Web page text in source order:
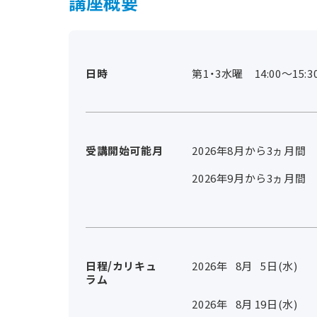
日時 第1・3水曜 14:00～
受講開始可能月
2026年8月から3ヵ月間
2026年9月から3ヵ月間
日程/カリキュ
ラム
2026年 8月 5日(水)
2026年 8月 19日(水)